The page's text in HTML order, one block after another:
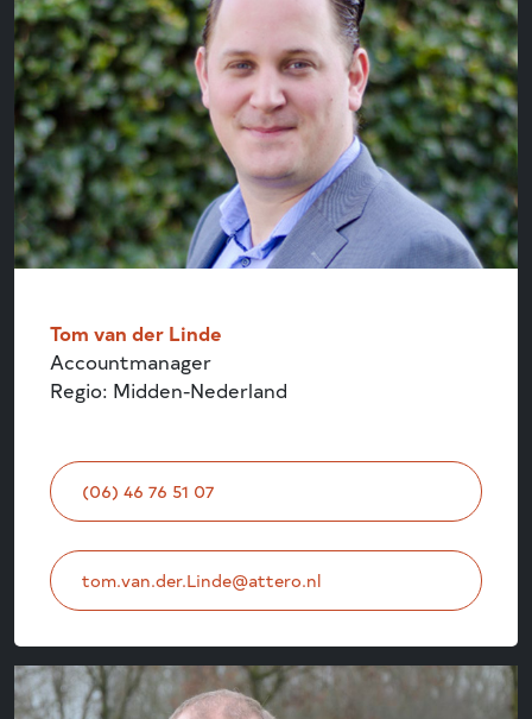
Tom van der Linde
Accountmanager
Regio: Midden-Nederland
(06) 46 76 51 07
tom.van.der.Linde@attero.nl